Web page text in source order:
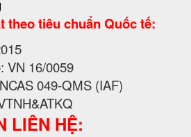
theo tiêu chuẩn Quốc tế:
16/0059
049-QMS (IAF)
LIÊN HỆ: